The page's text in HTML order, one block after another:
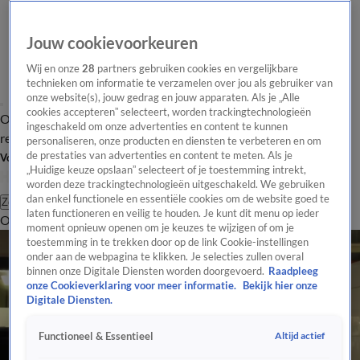
Overzicht Laatste nieuws Regionieuws Het beste van Hart
Tip de
redactie
Volg Hart van Nederland
Zoeken
OverzichtRegioUitzendingenWeerTip de redactiePanelVideo's
Jouw cookievoorkeuren
Wij en onze28 partners gebruiken cookies en vergelijkbare
technieken om informatie te verzamelen over jou als gebruiker van
onze website(s), jouw gedrag en jouw apparaten. Als je „Alle
cookies accepteren” selecteert, worden trackingtechnologieën
ingeschakeld om onze advertenties en content te kunnen
personaliseren, onze producten en diensten te verbeteren en om
de prestaties van advertenties en content te meten. Als je
„Huidige keuze opslaan” selecteert of je toestemming intrekt,
worden deze trackingtechnologieën uitgeschakeld. We gebruiken
dan enkel functionele en essentiële cookies om de website goed te
laten functioneren en veilig te houden. Je kunt dit menu op ieder
moment opnieuw openen om je keuzes te wijzigen of om je
toestemming in te trekken door op de link Cookie-instellingen
onder aan de webpagina te klikken. Je selecties zullen overal
binnen onze Digitale Diensten worden doorgevoerd. Raadpleeg
onze Cookieverklaring voor meer informatie.
Bekijk hier onze
Digitale Diensten.
Functioneel & Essentieel Altijd actief